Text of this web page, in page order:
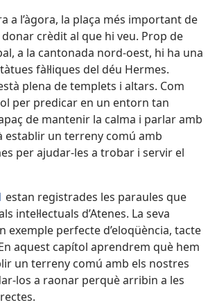
a l’àgora, la plaça més important de
crèdit al que hi veu. Prop de
a la cantonada nord-oest, hi ha una
fàl·liques del déu Hermes.
plena de templets i altars. Com
per predicar en un entorn tan
de mantenir la calma i parlar amb
establir un terreny comú amb
per ajudar-les a trobar i servir el
estan registrades les paraules que
intel·lectuals d’Atenes. La seva
exemple perfecte d’eloqüència, tacte
aquest capítol aprendrem què hem
un terreny comú amb els nostres
los a raonar perquè arribin a les